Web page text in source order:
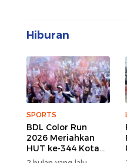
Hiburan
SPORTS
BDL Color Run
2026 Meriahkan
HUT ke-344 Kota
Bandar Lampung,